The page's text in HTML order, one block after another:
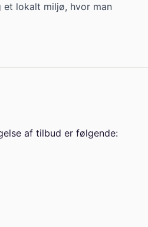
lokalt miljø, hvor man
af tilbud er følgende: